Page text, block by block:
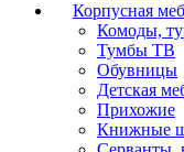
Корпусная
Комоды,
Тумбы ТВ
Обувницы
Детская
Прихожие
Книжные